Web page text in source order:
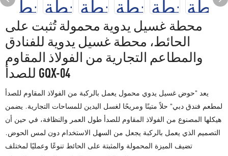
محطة غسيل يدوية محمولة تُثبت على
الحائط، محطة غسيل يدوية للفنادق
والمطاعم التجارية من الفولاذ المقاوم
للصدأ GQX-04
يعد "حوض غسيل يدوي محمول يعمل بالركبة من الفولاذ المقاوم للصدأ
لمطعم فندق دبي" حلاً متينًا ومريحًا لغسل اليدين للمساحات التجارية. يضمن
هيكلها المصنوع من الفولاذ المقاوم للصدأ طول العمر والنظافة، في حين أن
التصميم الذي يعمل بالركبة يجعل من السهل الاستخدام دون لمس الحوض.
تضيف الميزة المحمولة والمثبتة على الحائط تنوعًا وعمليًا لمختلف